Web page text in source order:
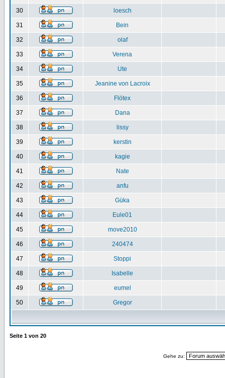
30 loesch
31 Bein
32 olaf
33 Verena
34 Ute
35 Jeanine von Lacroix
36 Flötex
37 Dana
38 lissy
39 kerstin
40 kagie
41 Nate
42 anfu
43 Güka
44 Eule01
45 move2010
46 240474
47 Stoppi
48 Isabelle
49 eumel
50 Gregor
Seite 1 von 20
Gehe zu: